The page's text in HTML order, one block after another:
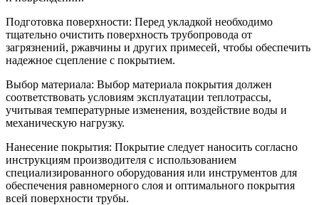
Подготовка поверхности: Перед укладкой необходимо
тщательно очистить поверхность трубопровода от
загрязнений, ржавчины и других примесей, чтобы обеспечить
надежное сцепление с покрытием.
Выбор материала: Выбор материала покрытия должен
соответствовать условиям эксплуатации теплотрассы,
учитывая температурные изменения, воздействие воды и
механическую нагрузку.
Нанесение покрытия: Покрытие следует наносить согласно
инструкциям производителя с использованием
специализированного оборудования или инструментов для
обеспечения равномерного слоя и оптимального покрытия
всей поверхности трубы.